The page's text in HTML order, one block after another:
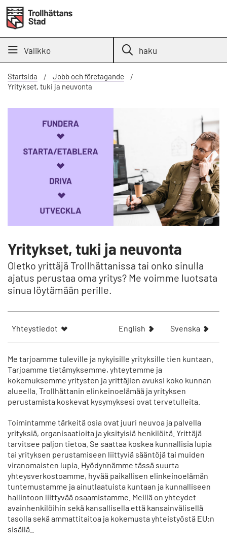
Valikko haku
Startsida
Jobb och företagande
Yritykset, tuki ja neuvonta
Yritykset, tuki ja neuvonta
Oletko yrittäjä Trollhättanissa tai onko sinulla
ajatus perustaa oma yritys? Me voimme luotsata
sinua löytämään perille.
Yhteystiedot
S
o
w
t
h
e
a
t
i
c
l
e
i
n
English
V
s
a
r
t
i
e
l
n
p
å
Svenska
Me tarjoamme tuleville ja nykyisille yrityksille tien kuntaan.
Tarjoamme tietämyksemme, yhteytemme ja
kokemuksemme yritysten ja yrittäjien avuksi koko kunnan
alueella. Trollhättanin elinkeinoelämää ja yrityksen
perustamista koskevat kysymyksesi ovat tervetulleita.
Toimintamme tärkeitä osia ovat juuri neuvoa ja palvella
yrityksiä, organisaatioita ja yksityisiä henkilöitä. Yrittäjä
tarvitsee paljon tietoa. Se saattaa koskea kunnallisia lupia
tai yrityksen perustamiseen liittyviä sääntöjä tai muiden
viranomaisten lupia. Hyödynnämme tässä suurta
yhteysverkostoamme, hyvää paikallisen elinkeinoelämän
tuntemustamme ja ainutlaatuista kuntaan ja kunnalliseen
hallintoon liittyvää osaamistamme. Meillä on yhteydet
avainhenkilöihin sekä kansallisella että kansainvälisellä
tasolla sekä ammattitaitoa ja kokemusta yhteistyöstä EU:n
sisällä..